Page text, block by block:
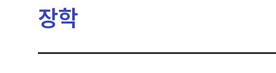
장학